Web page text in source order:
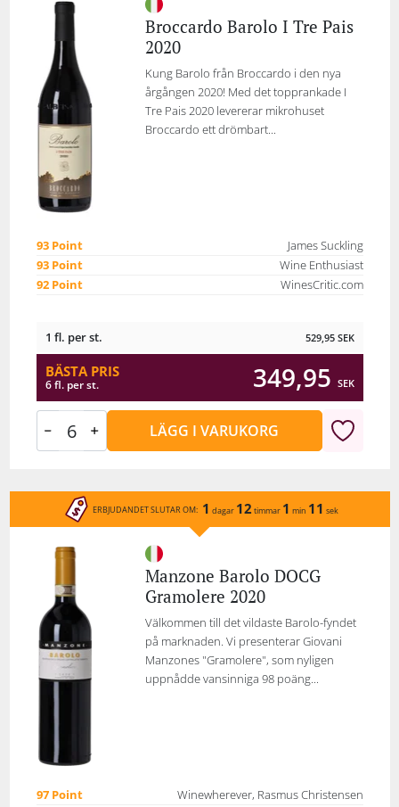
Broccardo Barolo I Tre Pais
2020
Kung Barolo från Broccardo i den nya
årgången 2020! Med det topprankade I
Tre Pais 2020 levererar mikrohuset
Broccardo ett drömbart...
93 Point
James Suckling
93 Point
Wine Enthusiast
92 Point
WinesCritic.com
1 fl. per st. 529,95 SEK
BÄSTA PRIS
6 fl. per st. 349,95 SEK
LÄGG I VARUKORG
ERBJUDANDET SLUTAR OM: 1 dagar 12 timmar 1 min 11 sek
Manzone Barolo DOCG
Gramolere 2020
Välkommen till det vildaste Barolo-fyndet
på marknaden. Vi presenterar Giovani
Manzones "Gramolere", som nyligen
uppnådde vansinniga 98 poäng...
97 Point
Winewherever, Rasmus Christensen